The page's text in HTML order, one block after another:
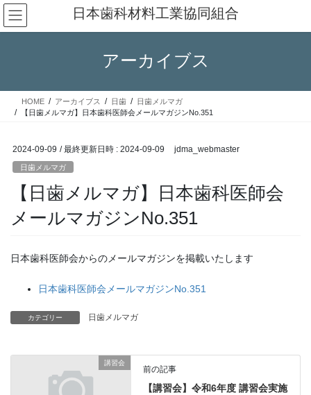
コ
ン
テ
ス
ナ
ビ
ゲ
ン
日本歯科材料工業協同組合
アーカイブス
HOME アーカイブス 日歯
日歯メルマガ
【日歯メルマガ】日本歯科医師会メールマガジンNo.351
2024-09-09 / 最終更新日時 : 2024-09-09 jdma_webmaster
日歯メルマガ
【日歯メルマガ】日本歯科医師会
メールマガジンNo.351
日本歯科医師会からのメールマガジンを掲載いたします
日本歯科医師会メールマガジンNo.351
カテゴリー 日歯メルマガ
講習会
前の記事
【講習会】令和6年度 講習会実施